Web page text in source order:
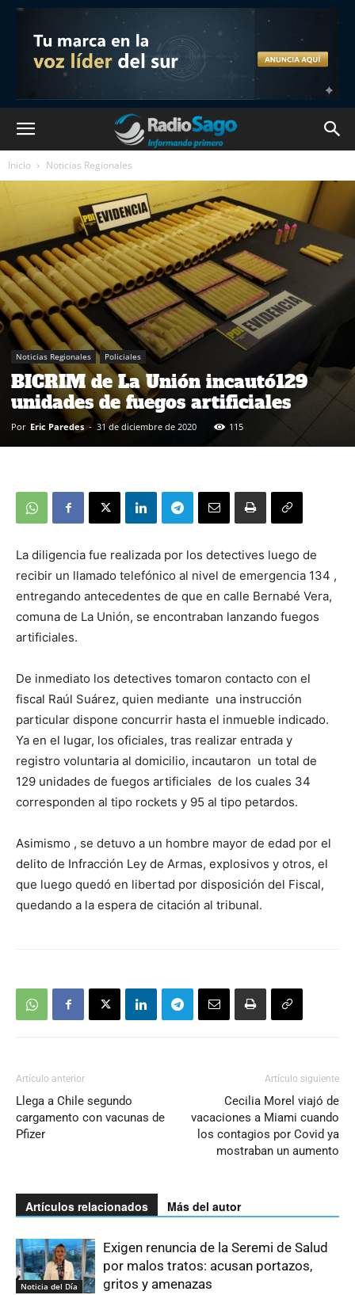
Inicio Noticias Regionales
Noticias Regionales Policiales
BICRIM de La Unión incautó129
unidades de fuegos artificiales
Por Eric Paredes - 31 de diciembre de 2020 115
La diligencia fue realizada por los detectives luego de
recibir un llamado telefónico al nivel de emergencia 134 ,
entregando antecedentes de que en calle Bernabé Vera,
comuna de La Unión, se encontraban lanzando fuegos
artificiales.
De inmediato los detectives tomaron contacto con el
fiscal Raúl Suárez, quien mediante una instrucción
particular dispone concurrir hasta el inmueble indicado.
Ya en el lugar, los oficiales, tras realizar entrada y
registro voluntaria al domicilio, incautaron un total de
129 unidades de fuegos artificiales de los cuales 34
corresponden al tipo rockets y 95 al tipo petardos.
Asimismo , se detuvo a un hombre mayor de edad por el
delito de Infracción Ley de Armas, explosivos y otros, el
que luego quedó en libertad por disposición del Fiscal,
quedando a la espera de citación al tribunal.
Artículo anterior
Llega a Chile segundo
cargamento con vacunas de
Pfizer
Artículo siguiente
Cecilia Morel viajó de
vacaciones a Miami cuando
los contagios por Covid ya
mostraban un aumento
Artículos relacionados Más del autor
Noticia del Día
Exigen renuncia de la Seremi de Salud
por malos tratos: acusan portazos,
gritos y amenazas